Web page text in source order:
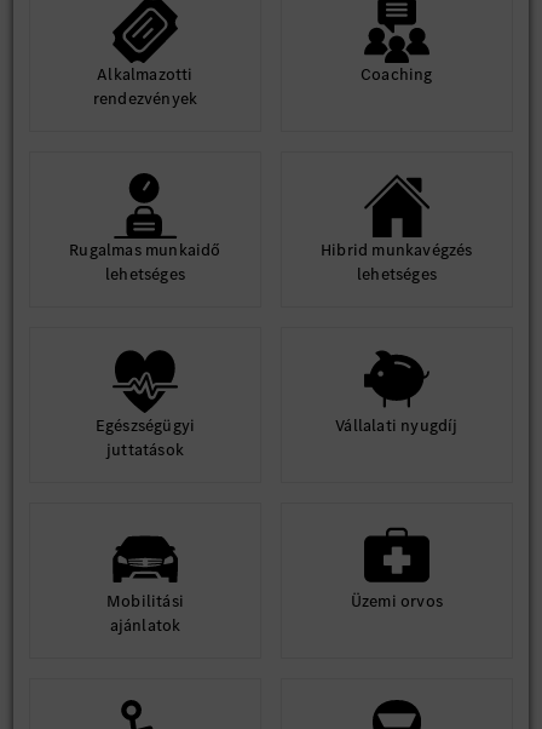
Alkalmazotti
rendezvények
Coaching
Rugalmas munkaidő
lehetséges
Hibrid munkavégzés
lehetséges
Egészségügyi
juttatások
Vállalati nyugdíj
Mobilitási
ajánlatok
Üzemi orvos